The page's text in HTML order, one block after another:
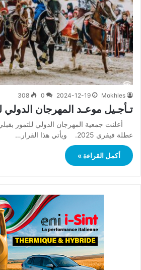
Mokhles
2024-12-19
0
308
تـأجـيل موعـد المهرجان الدولي
عطلة فيفري 2025. ويأتي هذا القرار…
أكمل القراءة »